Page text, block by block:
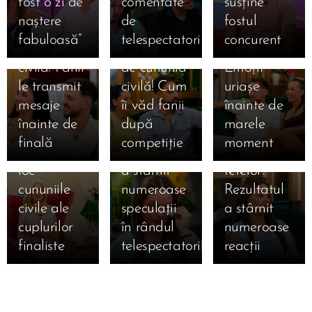
naștere
fabuloasă”
de
telespectatori
fostul
concurent
Sebastian,
la doar o zi
de cununia
civilă! Fanii
le transmit
mesaje
înainte de
finală
Giulia și
Alexandru,
la un pas
de cununia
civilă! Cum
îi văd fanii
după
competiție
zi de
cununia
civilă!
Emoții
uriașe
înainte de
marele
moment
15.07.2026
Simona
Gherghe
anunță
ediția
specială de
mâine! Au
loc
cununiile
civile ale
cuplurilor
finaliste
15.07.2026
Claudia a
izbucnit în
lacrimi la
Mireasa!
Momentul
a stârnit
numeroase
speculații
în rândul
telespectatorilor
15.07.2026
Claudia,
salvată
după ce a
ocupat
locul 3 în
topul
fetelor!
Rezultatul
a stârnit
numeroase
reacții